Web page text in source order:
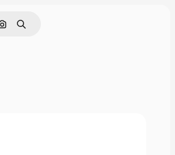
Cerca per immagine
Ricerca